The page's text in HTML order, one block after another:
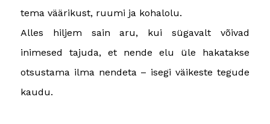
tema väärikust, ruumi ja kohalolu.
Alles hiljem sain aru, kui sügavalt võivad
inimesed tajuda, et nende elu üle hakatakse
otsustama ilma nendeta – isegi väikeste tegude
kaudu.